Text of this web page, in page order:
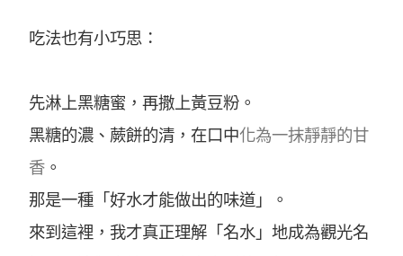
吃法也有小巧思：
先淋上黑糖蜜，再撒上黃豆粉。
黑糖的濃、蕨餅的清，在口中化為一抹靜靜的甘
香 。
那是一種「好水才能做出的味道」。
來到這裡，我才真正理解「名水」地成為觀光名